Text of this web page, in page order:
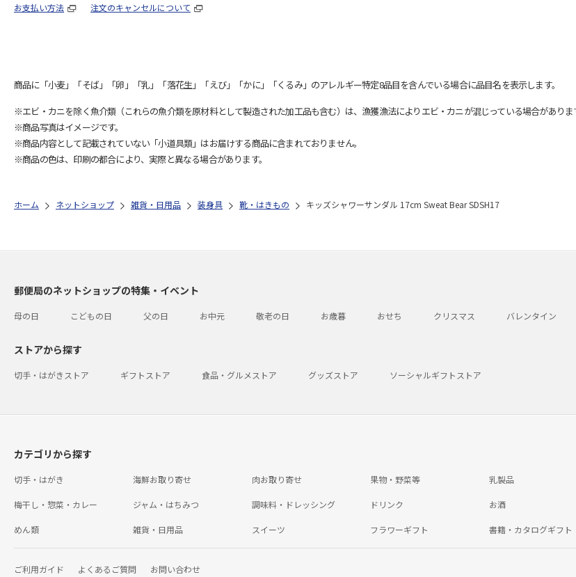
お支払い方法 注文のキャンセルについて
商品に「小麦」「そば」「卵」「乳」「落花生」「えび」「かに」「くるみ」のアレルギー特定8品目を含んでいる場合に品目名を表示します。
※エビ・カニを除く魚介類（これらの魚介類を原材料として製造された加工品も含む）は、漁獲漁法によりエビ・カニが混じっている場合があり
※商品写真はイメージです。
※商品内容として記載されていない「小道具類」はお届けする商品に含まれておりません。
※商品の色は、印刷の都合により、実際と異なる場合があります。
ホーム ネットショップ 雑貨・日用品 装身具 靴・はきもの キッズシャワーサンダル 17cm Sweat Bear SDSH17
郵便局のネットショップの特集・イベント
母の日 こどもの日 父の日 お中元 敬老の日 お歳暮 おせち クリスマス バレンタイン
ストアから探す
切手・はがきストア ギフトストア 食品・グルメストア グッズストア ソーシャルギフトストア
カテゴリから探す
切手・はがき 海鮮お取り寄せ 肉お取り寄せ 果物・野菜等 乳製品
梅干し・惣菜・カレー ジャム・はちみつ 調味料・ドレッシング ドリンク お酒
めん類 雑貨・日用品 スイーツ フラワーギフト 書籍・カタログギフト
ご利用ガイド よくあるご質問 お問い合わせ